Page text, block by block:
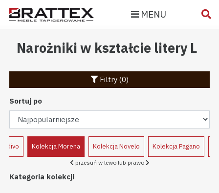
MENU
Narożniki w kształcie litery L
Filtry (0)
Sortuj po
Kolekcja Morena Kolekcja Novelo Kolekcja Pagano
przesuń w lewo lub prawo
Kategoria kolekcji